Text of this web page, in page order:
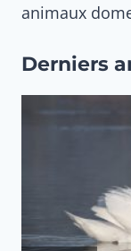
animaux
Derniers